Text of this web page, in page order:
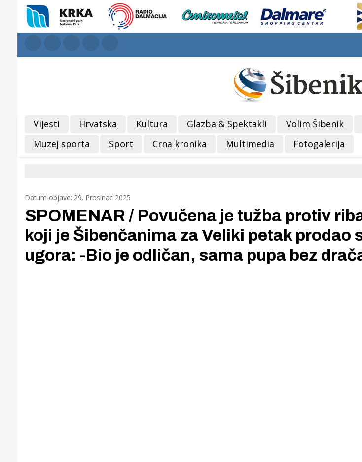
Vijesti Hrvatska Kultura Glazba & Spektakli Volim Šibenik
Muzej sporta
Sport Crna kronika Multimedia Fotogalerija
Datum objave: 29. Prosinac 2025
SPOMENAR / Povučena je tužba protiv
koji je Šibenčanima za Veliki petak prodao
ugora: -Bio je odličan, sama pupa bez